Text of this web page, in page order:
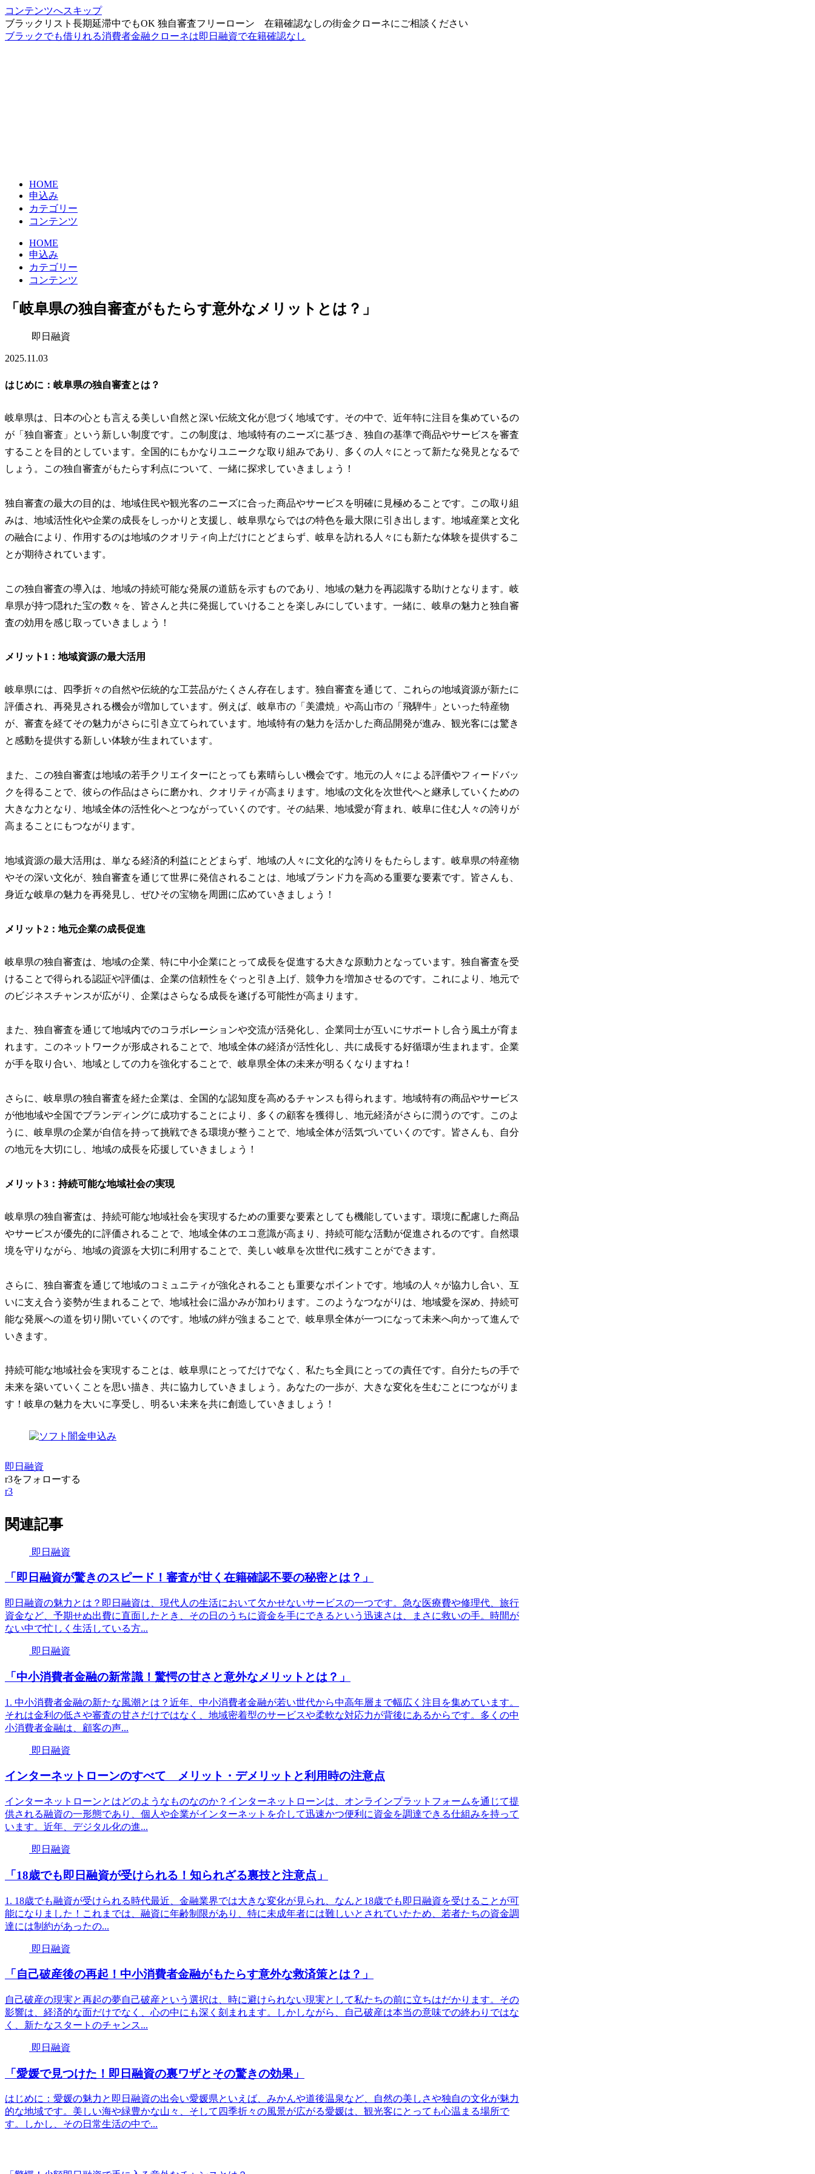
コンテンツへスキップ
ブラックリスト長期延滞中でもOK 独自審査フリーローン 在籍確認なしの街金クローネにご相談ください
ブラックでも借りれる消費者金融クローネは即日融資で在籍確認なし
HOME
申込み
カテゴリー
コンテンツ
HOME
申込み
カテゴリー
コンテンツ
「岐阜県の独自審査がもたらす意外なメリットとは？」
即日融資
2025.11.03
はじめに：岐阜県の独自審査とは？
岐阜県は、日本の心とも言える美しい自然と深い伝統文化が息づく地域です。その中で、近年特に注目を集めているの
が「独自審査」という新しい制度です。この制度は、地域特有のニーズに基づき、独自の基準で商品やサービスを審査
することを目的としています。全国的にもかなりユニークな取り組みであり、多くの人々にとって新たな発見となるで
しょう。この独自審査がもたらす利点について、一緒に探求していきましょう！
独自審査の最大の目的は、地域住民や観光客のニーズに合った商品やサービスを明確に見極めることです。この取り組
みは、地域活性化や企業の成長をしっかりと支援し、岐阜県ならではの特色を最大限に引き出します。地域産業と文化
の融合により、作用するのは地域のクオリティ向上だけにとどまらず、岐阜を訪れる人々にも新たな体験を提供するこ
とが期待されています。
この独自審査の導入は、地域の持続可能な発展の道筋を示すものであり、地域の魅力を再認識する助けとなります。岐
阜県が持つ隠れた宝の数々を、皆さんと共に発掘していけることを楽しみにしています。一緒に、岐阜の魅力と独自審
査の効用を感じ取っていきましょう！
メリット1：地域資源の最大活用
岐阜県には、四季折々の自然や伝統的な工芸品がたくさん存在します。独自審査を通じて、これらの地域資源が新たに
評価され、再発見される機会が増加しています。例えば、岐阜市の「美濃焼」や高山市の「飛騨牛」といった特産物
が、審査を経てその魅力がさらに引き立てられています。地域特有の魅力を活かした商品開発が進み、観光客には驚き
と感動を提供する新しい体験が生まれています。
また、この独自審査は地域の若手クリエイターにとっても素晴らしい機会です。地元の人々による評価やフィードバッ
クを得ることで、彼らの作品はさらに磨かれ、クオリティが高まります。地域の文化を次世代へと継承していくための
大きな力となり、地域全体の活性化へとつながっていくのです。その結果、地域愛が育まれ、岐阜に住む人々の誇りが
高まることにもつながります。
地域資源の最大活用は、単なる経済的利益にとどまらず、地域の人々に文化的な誇りをもたらします。岐阜県の特産物
やその深い文化が、独自審査を通じて世界に発信されることは、地域ブランド力を高める重要な要素です。皆さんも、
身近な岐阜の魅力を再発見し、ぜひその宝物を周囲に広めていきましょう！
メリット2：地元企業の成長促進
岐阜県の独自審査は、地域の企業、特に中小企業にとって成長を促進する大きな原動力となっています。独自審査を受
けることで得られる認証や評価は、企業の信頼性をぐっと引き上げ、競争力を増加させるのです。これにより、地元で
のビジネスチャンスが広がり、企業はさらなる成長を遂げる可能性が高まります。
また、独自審査を通じて地域内でのコラボレーションや交流が活発化し、企業同士が互いにサポートし合う風土が育ま
れます。このネットワークが形成されることで、地域全体の経済が活性化し、共に成長する好循環が生まれます。企業
が手を取り合い、地域としての力を強化することで、岐阜県全体の未来が明るくなりますね！
さらに、岐阜県の独自審査を経た企業は、全国的な認知度を高めるチャンスも得られます。地域特有の商品やサービス
が他地域や全国でブランディングに成功することにより、多くの顧客を獲得し、地元経済がさらに潤うのです。このよ
うに、岐阜県の企業が自信を持って挑戦できる環境が整うことで、地域全体が活気づいていくのです。皆さんも、自分
の地元を大切にし、地域の成長を応援していきましょう！
メリット3：持続可能な地域社会の実現
岐阜県の独自審査は、持続可能な地域社会を実現するための重要な要素としても機能しています。環境に配慮した商品
やサービスが優先的に評価されることで、地域全体のエコ意識が高まり、持続可能な活動が促進されるのです。自然環
境を守りながら、地域の資源を大切に利用することで、美しい岐阜を次世代に残すことができます。
さらに、独自審査を通じて地域のコミュニティが強化されることも重要なポイントです。地域の人々が協力し合い、互
いに支え合う姿勢が生まれることで、地域社会に温かみが加わります。このようなつながりは、地域愛を深め、持続可
能な発展への道を切り開いていくのです。地域の絆が強まることで、岐阜県全体が一つになって未来へ向かって進んで
いきます。
持続可能な地域社会を実現することは、岐阜県にとってだけでなく、私たち全員にとっての責任です。自分たちの手で
未来を築いていくことを思い描き、共に協力していきましょう。あなたの一歩が、大きな変化を生むことにつながりま
す！岐阜の魅力を大いに享受し、明るい未来を共に創造していきましょう！
即日融資
r3をフォローする
r3
関連記事
即日融資
「即日融資が驚きのスピード！審査が甘く在籍確認不要の秘密とは？」
即日融資の魅力とは？即日融資は、現代人の生活において欠かせないサービスの一つです。急な医療費や修理代、旅行
資金など、予期せぬ出費に直面したとき、その日のうちに資金を手にできるという迅速さは、まさに救いの手。時間が
ない中で忙しく生活している方...
即日融資
「中小消費者金融の新常識！驚愕の甘さと意外なメリットとは？」
1. 中小消費者金融の新たな風潮とは？近年、中小消費者金融が若い世代から中高年層まで幅広く注目を集めています。
それは金利の低さや審査の甘さだけではなく、地域密着型のサービスや柔軟な対応力が背後にあるからです。多くの中
小消費者金融は、顧客の声...
即日融資
インターネットローンのすべて メリット・デメリットと利用時の注意点
インターネットローンとはどのようなものなのか？インターネットローンは、オンラインプラットフォームを通じて提
供される融資の一形態であり、個人や企業がインターネットを介して迅速かつ便利に資金を調達できる仕組みを持って
います。近年、デジタル化の進...
即日融資
「18歳でも即日融資が受けられる！知られざる裏技と注意点」
1. 18歳でも融資が受けられる時代最近、金融業界では大きな変化が見られ、なんと18歳でも即日融資を受けることが可
能になりました！これまでは、融資に年齢制限があり、特に未成年者には難しいとされていたため、若者たちの資金調
達には制約があったの...
即日融資
「自己破産後の再起！中小消費者金融がもたらす意外な救済策とは？」
自己破産の現実と再起の夢自己破産という選択は、時に避けられない現実として私たちの前に立ちはだかります。その
影響は、経済的な面だけでなく、心の中にも深く刻まれます。しかしながら、自己破産は本当の意味での終わりではな
く、新たなスタートのチャンス...
即日融資
「愛媛で見つけた！即日融資の裏ワザとその驚きの効果」
はじめに：愛媛の魅力と即日融資の出会い愛媛県といえば、みかんや道後温泉など、自然の美しさや独自の文化が魅力
的な地域です。美しい海や緑豊かな山々、そして四季折々の風景が広がる愛媛は、観光客にとっても心温まる場所で
す。しかし、その日常生活の中で...